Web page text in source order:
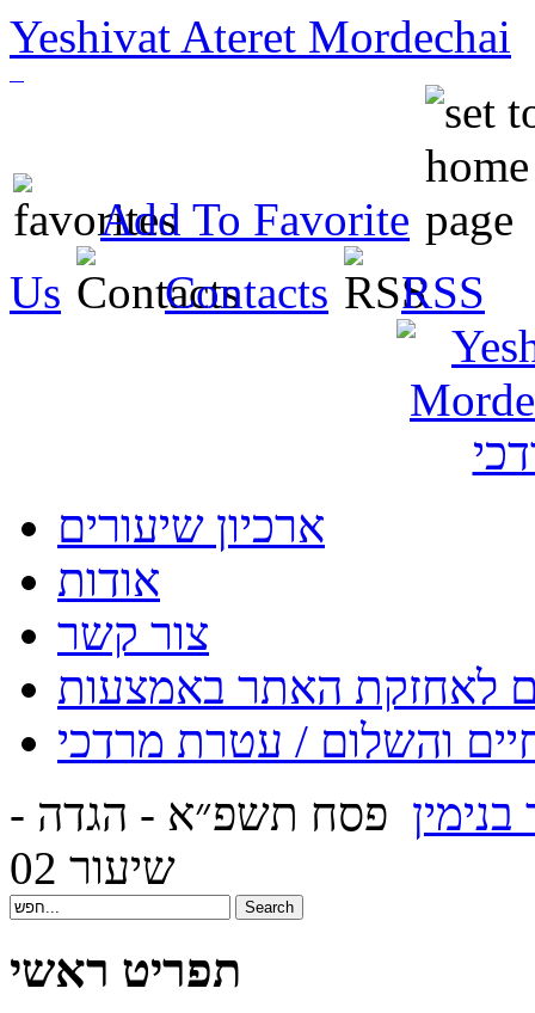
Yeshivat Ateret Mordechai
Add To Favorite
Us
Contacts RSS
ארכיון שיעורים
אודות
צור קשר
והשלום / עטרת מרדכי
פסח תשפ״א - הגדה -
שיעור 02
תפריט ראשי